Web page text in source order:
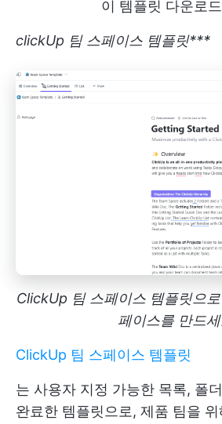
이 템플릿 다운로
clickUp 팀 스페이스 템플릿***
ClickUp 팀 스페이스 템플릿으
페이스를 만드
ClickUp 팀 스페이스 템플릿
는 사용자 지정 가능한 목록, 폴
완료한 템플릿으로, 제품 팀을